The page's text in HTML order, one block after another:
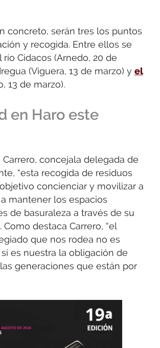
concreto, serán tres los puntos
y recogida. Entre ellos se
Cidacos (Arnedo, 20 de
(Viguera, 13 de marzo) y el
13 de marzo).
en Haro este
concejala delegada de
“esta recogida de residuos
concienciar y movilizar a
mantener los espacios
de basuraleza a través de su
Como destaca Carrero, “el
que nos rodea no es
es nuestra la obligación de
generaciones que están por